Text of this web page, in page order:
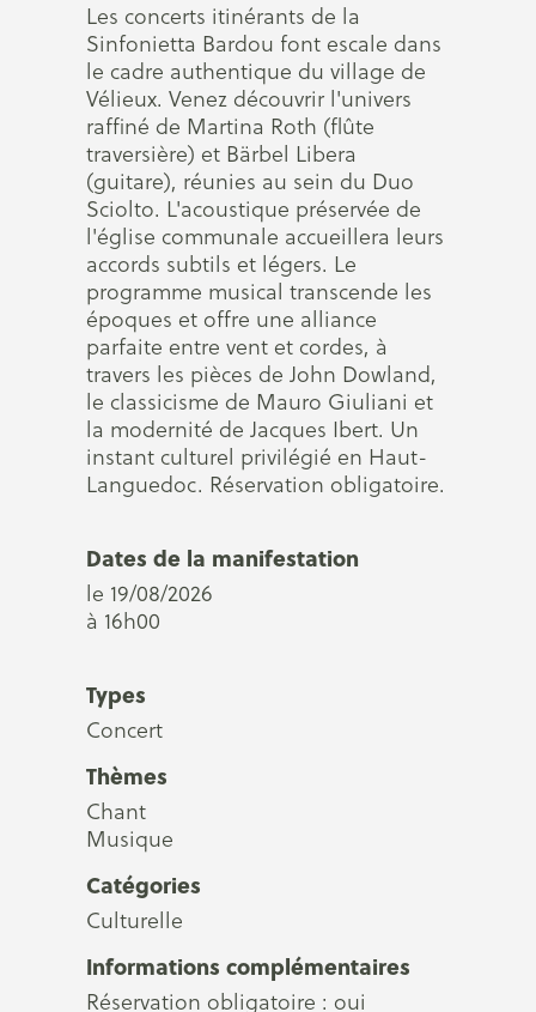
Les concerts itinérants de la
Sinfonietta Bardou font escale dans
le cadre authentique du village de
Vélieux. Venez découvrir l'univers
raffiné de Martina Roth (flûte
traversière) et Bärbel Libera
(guitare), réunies au sein du Duo
Sciolto. L'acoustique préservée de
l'église communale accueillera leurs
accords subtils et légers. Le
programme musical transcende les
époques et offre une alliance
parfaite entre vent et cordes, à
travers les pièces de John Dowland,
le classicisme de Mauro Giuliani et
la modernité de Jacques Ibert. Un
instant culturel privilégié en Haut-
Languedoc. Réservation obligatoire.
Dates de la manifestation
le 19/08/2026
à 16h00
Types
Concert
Thèmes
Chant
Musique
Catégories
Culturelle
Informations complémentaires
Réservation obligatoire : oui